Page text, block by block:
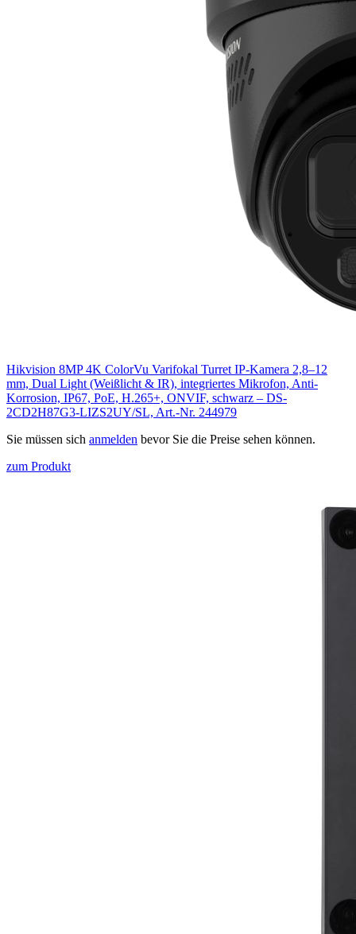
Hikvision 8MP 4K ColorVu Varifokal Turret IP-Kamera 2,8–12
mm, Dual Light (Weißlicht & IR), integriertes Mikrofon, Anti-
Korrosion, IP67, PoE, H.265+, ONVIF, schwarz – DS-
2CD2H87G3-LIZS2UY/SL, Art.-Nr. 244979
Sie müssen sich anmelden bevor Sie die Preise sehen können.
zum Produkt